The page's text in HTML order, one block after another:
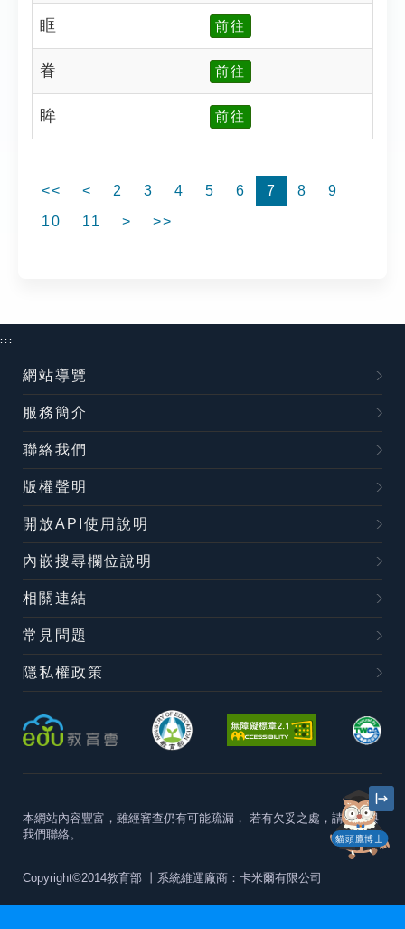
眶 前往
眷 前往
眸 前往
<< < 2 3 4 5 6 7 8
9
10
11 > >>
貓頭鷹博士
:::
網站導覽
服務簡介
聯絡我們
版權聲明
開放API使用說明
內嵌搜尋欄位說明
相關連結
常見問題
隱私權政策
本網站內容豐富，雖經審查仍有可能疏漏， 若有欠妥之處，請隨時與
我們聯絡。
Copyright©2014教育部 丨系統維運廠商：卡米爾有限公司